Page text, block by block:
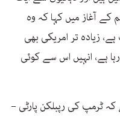
کے آغاز میں کہا کہ وہ
زیادہ تر امریکی بھی
ہے، انہیں اس سے کوئی
کہ ٹرمپ کی رپبلکن پارٹی –